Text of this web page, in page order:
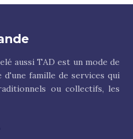
aussi TAD est un mode de
famille de services qui
ou collectifs, les